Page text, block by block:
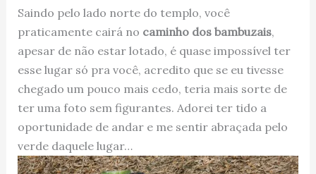
Saindo pelo lado norte do templo, você
praticamente cairá no caminho dos bambuzais,
apesar de não estar lotado, é quase impossível ter
esse lugar só pra você, acredito que se eu tivesse
chegado um pouco mais cedo, teria mais sorte de
ter uma foto sem figurantes. Adorei ter tido a
oportunidade de andar e me sentir abraçada pelo
verde daquele lugar…